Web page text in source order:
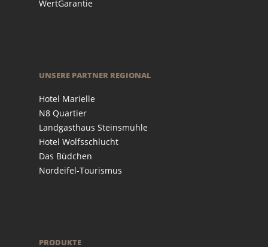
WertGarantie
UNSERE PARTNER REGIONAL
Hotel Marielle
N8 Quartier
Landgasthaus Steinsmühle
Hotel Wolfsschlucht
Das Büdchen
Nordeifel-Tourismus
PRODUKTE